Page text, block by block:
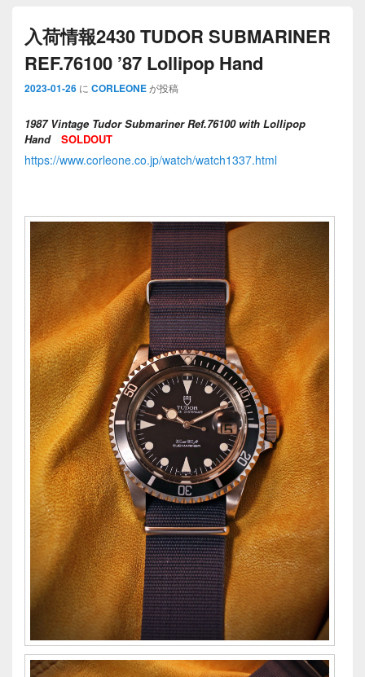
入荷情報2430 TUDOR SUBMARINER
REF.76100 ’87 Lollipop Hand
2023-01-26 に CORLEONEが投稿
1987 Vintage Tudor Submariner Ref.76100 with Lollipop
Hand
SOLDOUT
https://www.corleone.co.jp/watch/watch1337.html